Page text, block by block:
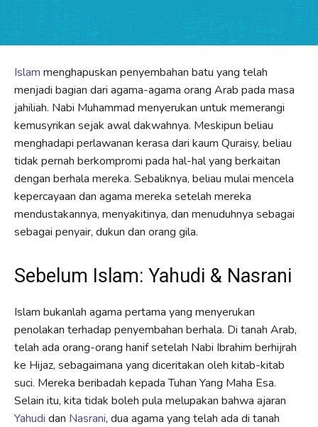
Islam menghapuskan penyembahan batu yang telah
menjadi bagian dari agama-agama orang Arab pada masa
jahiliah. Nabi Muhammad menyerukan untuk memerangi
kemusyrikan sejak awal dakwahnya. Meskipun beliau
menghadapi perlawanan kerasa dari kaum Quraisy, beliau
tidak pernah berkompromi pada hal-hal yang berkaitan
dengan berhala mereka. Sebaliknya, beliau mulai mencela
kepercayaan dan agama mereka setelah mereka
mendustakannya, menyakitinya, dan menuduhnya sebagai
sebagai penyair, dukun dan orang gila.
Sebelum Islam: Yahudi & Nasrani
Islam bukanlah agama pertama yang menyerukan
penolakan terhadap penyembahan berhala. Di tanah Arab,
telah ada orang-orang hanif setelah Nabi Ibrahim berhijrah
ke Hijaz, sebagaimana yang diceritakan oleh kitab-kitab
suci. Mereka beribadah kepada Tuhan Yang Maha Esa.
Selain itu, kita tidak boleh pula melupakan bahwa ajaran
Yahudi dan Nasrani, dua agama yang telah ada di tanah